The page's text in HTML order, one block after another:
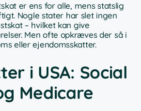
er ens for alle, mens statslig
Nogle stater har slet ingen
– hvilket kan give
Men ofte opkræves der så i
eller ejendomsskatter.
i USA: Social
Medicare